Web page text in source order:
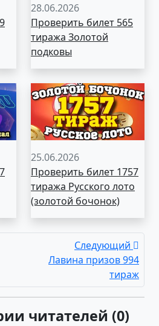
28.06.2026
Проверить билет 565
тиража Золотой
подковы
25.06.2026
Проверить билет 1757
тиража Русского лото
(золотой бочонок)
Следующий
Лавина призов 994
тираж
читателей (0)